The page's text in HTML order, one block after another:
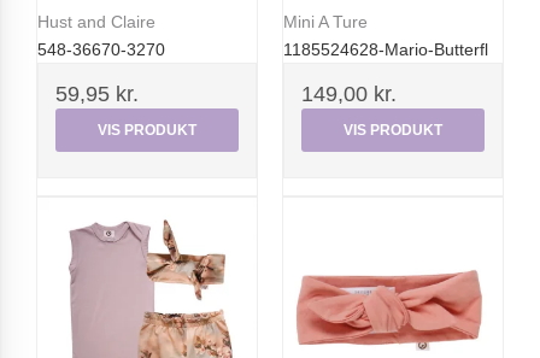
Hust and Claire
548-36670-3270
59,95 kr.
VIS PRODUKT
Mini A Ture
1185524628-Mario-Butterfl
149,00 kr.
VIS PRODUKT